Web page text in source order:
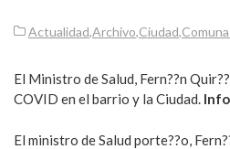
Actualidad,Archivo,Ciudad,
El Ministro de Salud, Fern??n
COVID en el barrio y la Ciudad.
El ministro de Salud porte??o,